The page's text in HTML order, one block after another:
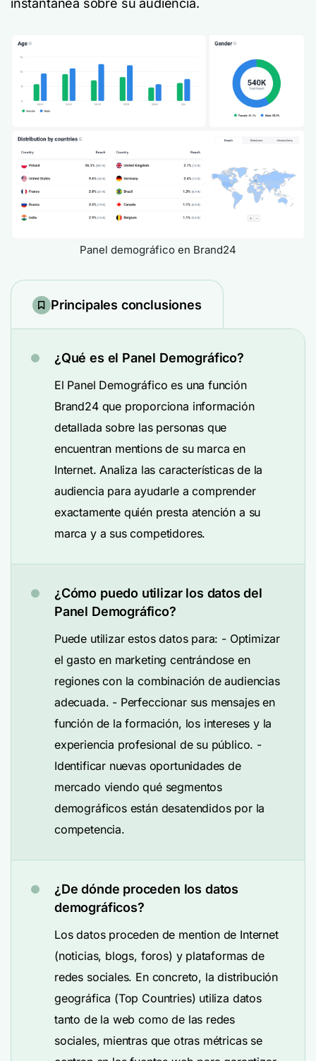
instantánea sobre su audiencia.
Panel demográfico en Brand24
Principales conclusiones
¿Qué es el Panel Demográfico?
El Panel Demográfico es una función
Brand24 que proporciona información
detallada sobre las personas que
encuentran mentions de su marca en
Internet. Analiza las características de la
audiencia para ayudarle a comprender
exactamente quién presta atención a su
marca y a sus competidores.
¿Cómo puedo utilizar los datos del
Panel Demográfico?
Puede utilizar estos datos para: - Optimizar
el gasto en marketing centrándose en
regiones con la combinación de audiencias
adecuada. - Perfeccionar sus mensajes en
función de la formación, los intereses y la
experiencia profesional de su público. -
Identificar nuevas oportunidades de
mercado viendo qué segmentos
demográficos están desatendidos por la
competencia.
¿De dónde proceden los datos
demográficos?
Los datos proceden de mention de Internet
(noticias, blogs, foros) y plataformas de
redes sociales. En concreto, la distribución
geográfica (Top Countries) utiliza datos
tanto de la web como de las redes
sociales, mientras que otras métricas se